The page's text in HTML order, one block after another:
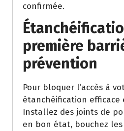
confirmée.
première
prévention
Pour bloquer l’accès à
étanchéification efficace
Installez des joints de
en bon état, bouchez